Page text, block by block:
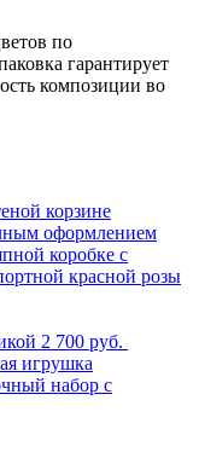
по
гарантирует
композиции во
корзине
оформлением
коробке с
красной розы
2 700 руб.
игрушка
набор с